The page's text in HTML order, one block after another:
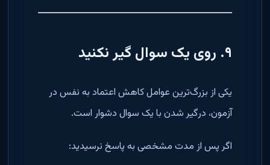
۹. روی یک سوال گیر نکنید
یکی از بزرگ‌ترین عوامل کاهش اعتماد به نفس در
آزمون، درگیر شدن با یک سوال دشوار است.
اگر پس از مدت مشخصی به پاسخ نرسیدید: